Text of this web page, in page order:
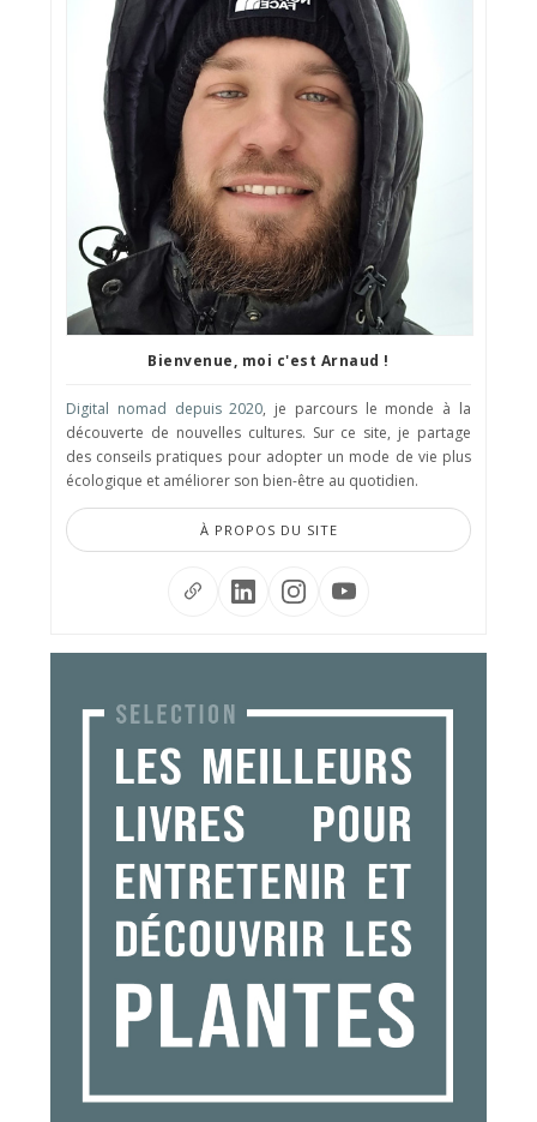
Bienvenue, moi c'est Arnaud !
Digital nomad depuis 2020, je parcours le monde à la
découverte de nouvelles cultures. Sur ce site, je partage
des conseils pratiques pour adopter un mode de vie plus
écologique et améliorer son bien-être au quotidien.
À PROPOS DU SITE